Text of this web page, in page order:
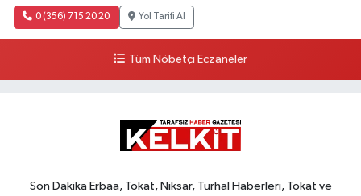
0 (356) 715 20 20 Yol Tarifi Al
Tüm Nöbetçi Eczaneler
Son Dakika Erbaa, Tokat, Niksar, Turhal Haberleri, Tokat ve